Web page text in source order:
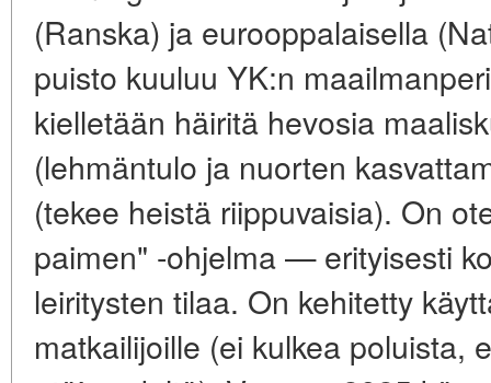
(Ranska) ja eurooppalaisella
puisto kuuluu YK:n
kielletään häiritä hevosia
(lehmäntulo ja nuorten
(tekee heistä riippuvaisia). On
paimen" -ohjelma — erityisesti
leiritysten tilaa. On kehitetty
matkailijoille (ei kulkea poluista,